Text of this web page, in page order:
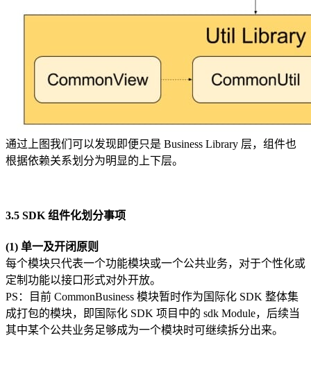
通过上图我们可以发现即便只是 Business Library 层，组件也
根据依赖关系划分为明显的上下层。
3.5 SDK 组件化划分事项
(1) 单一及开闭原则
每个模块只代表一个功能模块或一个公共业务，对于个性化或
定制功能以接口形式对外开放。
PS：目前 CommonBusiness 模块暂时作为国际化 SDK 整体集
成打包的模块，即国际化 SDK 项目中的 sdk Module，后续当
其中某个公共业务足够成为一个模块时可继续拆分出来。